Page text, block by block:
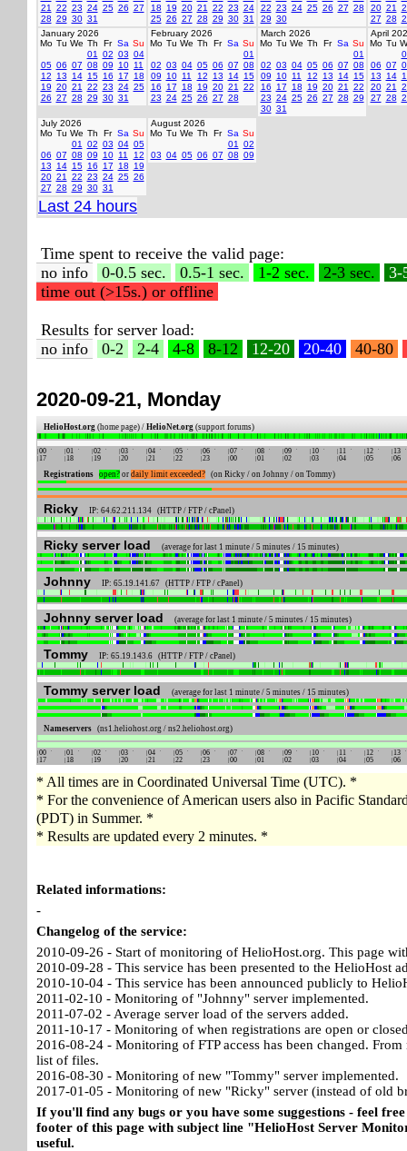
21
22 23 24 25 26 27
28 29 30 31
18
19 20 21 22 23 24
25 26 27 28 29 30 31
22 23 24 25 26 27 28
29 30
20 21
27 28
January 2026
Mo Tu We Th Fr Sa Su
01
02 03 04
05 06 07 08 09 10 11
12
13 14 15 16 17
18
19 20 21 22 23 24 25
26 27 28 29 30 31
February 2026
Mo Tu We Th Fr Sa Su
01
02 03 04 05 06 07 08
09
10 11 12 13 14 15
16
17 18 19 20 21
22
23 24 25 26 27 28
March 2026
Mo Tu We Th Fr Sa Su
01
02 03 04 05 06 07 08
09
10 11 12 13 14 15
16
17 18 19 20 21
22
23 24 25 26 27 28 29
30 31
April
Mo Tu
06 07
13
14
20 21
27 28
July 2026
Mo Tu We Th Fr Sa Su
01
02 03 04 05
06 07 08 09 10 11
12
13
14 15 16 17 18
19
20 21 22 23 24 25 26
27 28 29 30 31
August 2026
Mo Tu We Th Fr Sa Su
01
02
03 04 05 06 07 08 09
Last 24 hours
Time spent to receive the valid page:
no info
0-0.5 sec. 0.5-1 sec. 1-2 sec. 2-3 sec.
3-
time out (>15s.) or offline
Results for server load:
no info
0-2 2-4 4-8 8-12 12-20 20-40 40-80
2020-09-21, Monday
HelioHost.org (home page) / HelioNet.org (support forums)
Registrations open? or daily limit exceeded? (on Ricky / on Johnny / on Tommy)
Ricky IP: 64.62.211.134 (HTTP / FTP / cPanel)
Ricky server load (average for last 1 minute / 5 minutes / 15 minutes)
Johnny IP: 65.19.141.67 (HTTP / FTP / cPanel)
Johnny server load (average for last 1 minute / 5 minutes / 15 minutes)
Tommy IP: 65.19.143.6 (HTTP / FTP / cPanel)
Tommy server load (average for last 1 minute / 5 minutes / 15 minutes)
Nameservers (ns1.heliohost.org / ns2.heliohost.org)
00 01 02 03 04 05 06 07 08 09 10 11 12
13
17
18 19 20 21 22 23 00 01 02 03 04 05 06
00 01 02 03 04 05 06 07 08 09 10 11 12
13
17
18 19 20 21 22 23 00 01 02 03 04 05 06
* All times are in Coordinated Universal Time (UTC). *
* For the convenience of American users also in Pacific
(PDT) in Summer. *
* Results are updated every 2 minutes. *
Related informations:
-
Changelog of the service:
2010-09-26 - Start of monitoring of HelioHost.org. This page
2010-09-28 - This service has been presented to the HelioHost
2010-10-04 - This service has been announced publicly to
2011-02-10 - Monitoring of "Johnny" server implemented.
2011-07-02 - Average server load of the servers added.
2011-10-17 - Monitoring of when registrations are open or
2016-08-24 - Monitoring of FTP access has been changed.
list of files.
2016-08-30 - Monitoring of new "Tommy" server implemented.
2017-01-05 - Monitoring of new "Ricky" server (instead of old
If you'll find any bugs or you have some suggestions - feel
footer of this page with subject line "HelioHost Server
useful.